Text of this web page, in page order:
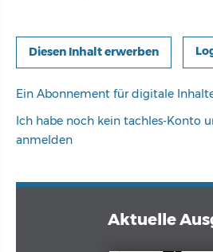
Ein Abonnement für digitale
Ich habe noch kein tachles-Konto
anmelden
Aktuelle